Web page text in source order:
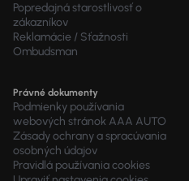
Popredajná starostlivosť o
zákazníkov
Reklamácie / Sťažnosti
Ombudsman
Právné dokumenty
Podmienky používania
webových stránok AAA AUTO
Zásady ochrany a spracúvania
osobných údajov
Pravidlá používania cookies